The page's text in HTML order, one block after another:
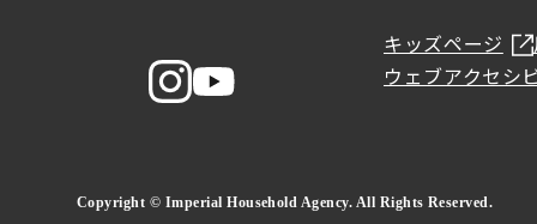
キッズページ
ウェブアクセシ
Copyright © Imperial Household Agency. All Rights Reserved.